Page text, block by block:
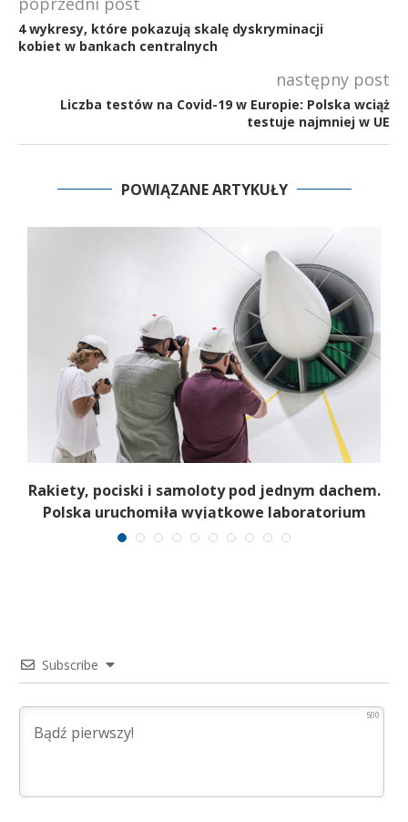
4 wykresy, które pokazują skalę dyskryminacji
kobiet w bankach centralnych
następny post
Liczba testów na Covid-19 w Europie: Polska wciąż
testuje najmniej w UE
POWIĄZANE ARTYKUŁY
Rakiety, pociski i samoloty pod jednym dachem.
Polska uruchomiła wyjątkowe laboratorium
Subscribe
500